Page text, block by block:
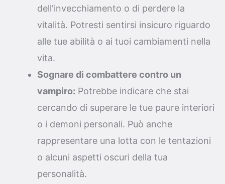
dell'invecchiamento o di perdere la
vitalità. Potresti sentirsi insicuro riguardo
alle tue abilità o ai tuoi cambiamenti nella
vita.
Sognare di combattere contro un
vampiro: Potrebbe indicare che stai
cercando di superare le tue paure interiori
o i demoni personali. Può anche
rappresentare una lotta con le tentazioni
o alcuni aspetti oscuri della tua
personalità.